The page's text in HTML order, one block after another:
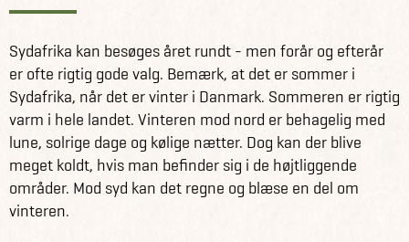
bl.a. Oudtshoorn også kaldet "strudse-hovedstaden",
termiske kilder, Hermanus, "hvalhovedstaden" og sidst
men ikke mindst Franschhoek en smuk, lille,
charmerende by i hjertet af Sydafrikas vinområde.
På rejsens sidste etape kan du glæde dig til at opleve en
af verdens mest eksklusive togrejser med Rovos Rail. Stig
på toget i Cape Town, tjek ind i din egen private kupé og
nyd togets faciliteter og det sydafrikanske landskab på
Sydafrika kan besøges året rundt - men forår og efterår
er ofte rigtig gode valg. Bemærk, at det er sommer i
Sydafrika, når det er vinter i Danmark. Sommeren er rigtig
varm i hele landet. Vinteren mod nord er behagelig med
lune, solrige dage og kølige nætter. Dog kan der blive
meget koldt, hvis man befinder sig i de højtliggende
områder. Mod syd kan det regne og blæse en del om
vinteren.